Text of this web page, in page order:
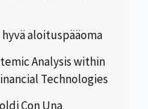
hyvä aloituspääoma
Analysis within
Technologies
Con Una